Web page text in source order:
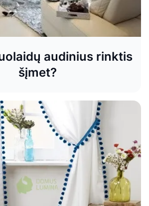
audinius rinktis
šįmet?